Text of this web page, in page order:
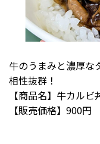
牛のうまみと濃厚な
相性抜群！
【商品名】牛カルビ
【販売価格】900円